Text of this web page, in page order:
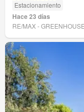
Estacionamiento
Hace 23 días
RE/MAX - GREENHOUSE